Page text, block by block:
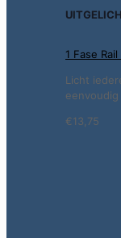
1 Fase Rail
Licht
eenvoudig
€13,75